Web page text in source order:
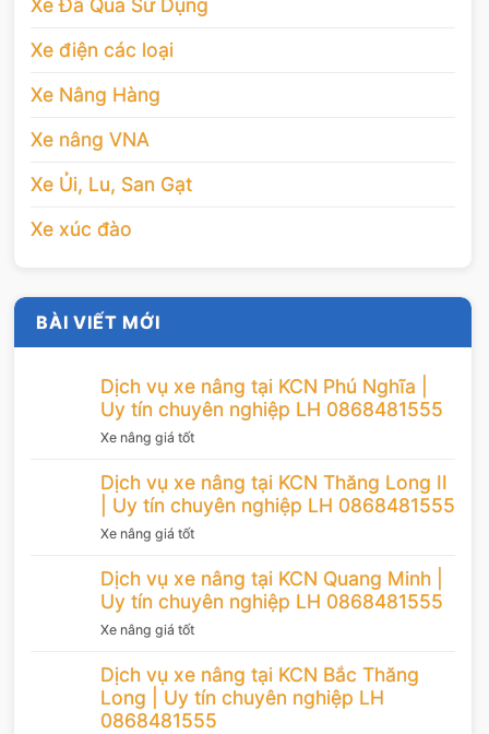
Xe Đã Qua Sử Dụng
Xe điện các loại
Xe Nâng Hàng
Xe nâng VNA
Xe Ủi, Lu, San Gạt
Xe xúc đào
BÀI VIẾT MỚI
Dịch vụ xe nâng tại KCN Phú Nghĩa |
Uy tín chuyên nghiệp LH 0868481555
Xe nâng giá tốt
Dịch vụ xe nâng tại KCN Thăng Long II
| Uy tín chuyên nghiệp LH 0868481555
Xe nâng giá tốt
Dịch vụ xe nâng tại KCN Quang Minh |
Uy tín chuyên nghiệp LH 0868481555
Xe nâng giá tốt
Dịch vụ xe nâng tại KCN Bắc Thăng
Long | Uy tín chuyên nghiệp LH
0868481555